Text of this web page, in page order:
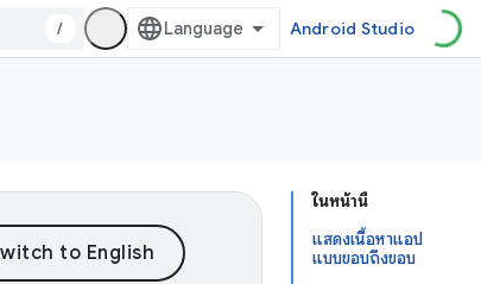
/ Android Studio
ในหน้านี้
แสดงเนื้อหาแอป
แบบขอบถึงขอบ